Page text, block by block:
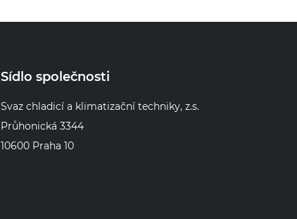
Sídlo společnosti
Svaz chladicí a klimatizační techniky, z.s.
Průhonická 3344
10600 Praha 10